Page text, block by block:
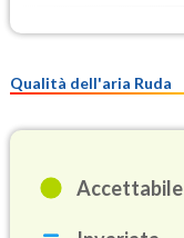
Qualità dell'aria Ruda
Accettabile